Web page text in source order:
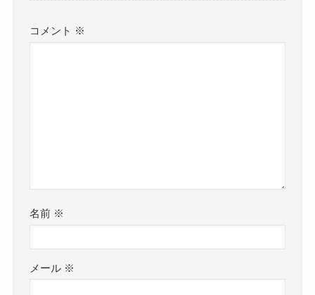
コメント ※
名前 ※
メール ※